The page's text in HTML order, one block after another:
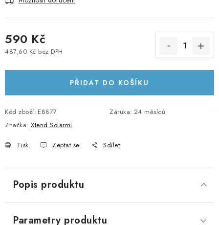
KONTAKTY
POŠTOVNÉ A DOPRAVA
GDPR
KABELY A KONEKTORY
POWERBANKY
590 Kč
487,60 Kč bez DPH
PŘIDAT DO KOŠÍKU
Kód zboží: E8877 Záruka: 24 měsíců
Značka: Xtend Solarmi
Tisk Zeptat se Sdílet
Popis produktu
Parametry produktu